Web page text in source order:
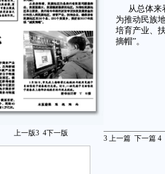
上一版3 4下一版
从总体来
为推动民族
培育产业、
摘帽”。
3上一篇 下一篇 4